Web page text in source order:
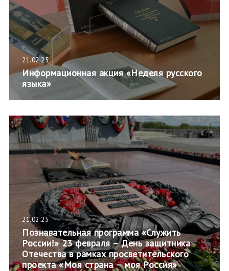
21.02.25
Информационная акция «Неделя русского
языка»
21.02.25
Познавательная программа «Служить
России!» 23 февраля – День защитника
Отечества в рамках просветительского
проекта «Моя страна – моя Россия»